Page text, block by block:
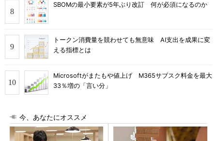
SBOMの最小要素が5年ぶり改訂 何が必須になるのか
トークン消費量を競わせても無意味 AI支出を成果に変
える指標とは
Microsoftがまたもや値上げ M365サブスク料金を最大
33％増の「言い分」
今、あなたにオススメ